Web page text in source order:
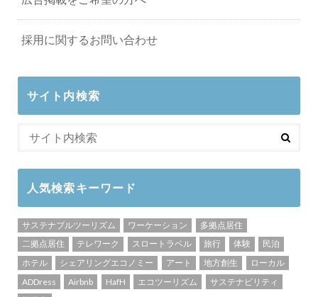
採用に関するお問い合わせ
サイト内検索
人気検索キーワード
サステナブルツーリズム ワーケーション
多拠点居住
二拠点居住
テレワーク スロートラベル 旅行 体験
民泊
ホテル
シェアリングエコノミー アート 地方創生
ローカル
ADDress
Airbnb HafH エコツーリズム
サステナビリティ